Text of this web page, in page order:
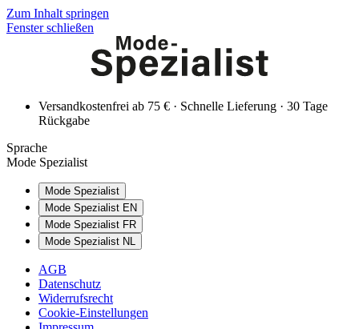
Zum Inhalt springen
Fenster schließen
Versandkostenfrei ab 75 € · Schnelle Lieferung · 30 Tage
Rückgabe
Sprache
Mode Spezialist
Mode Spezialist
Mode Spezialist EN
Mode Spezialist FR
Mode Spezialist NL
AGB
Datenschutz
Widerrufsrecht
Cookie-Einstellungen